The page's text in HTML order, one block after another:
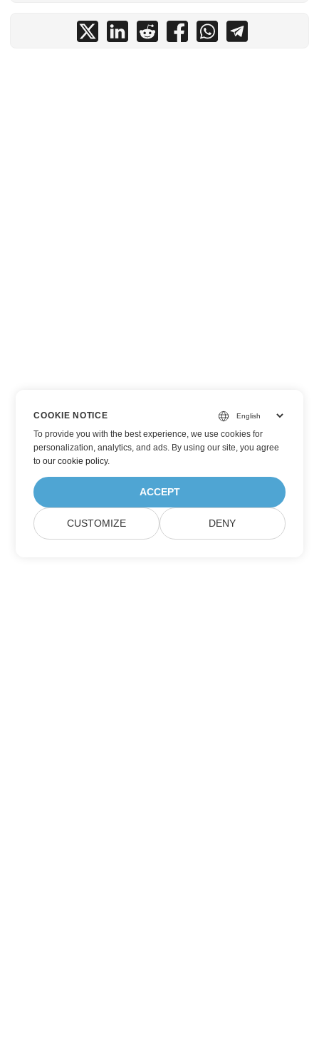
COOKIE NOTICE
To provide you with the best experience, we use cookies for
personalization, analytics, and ads. By using our site, you agree
toour cookie policy.
ACCEPT
CUSTOMIZE DENY